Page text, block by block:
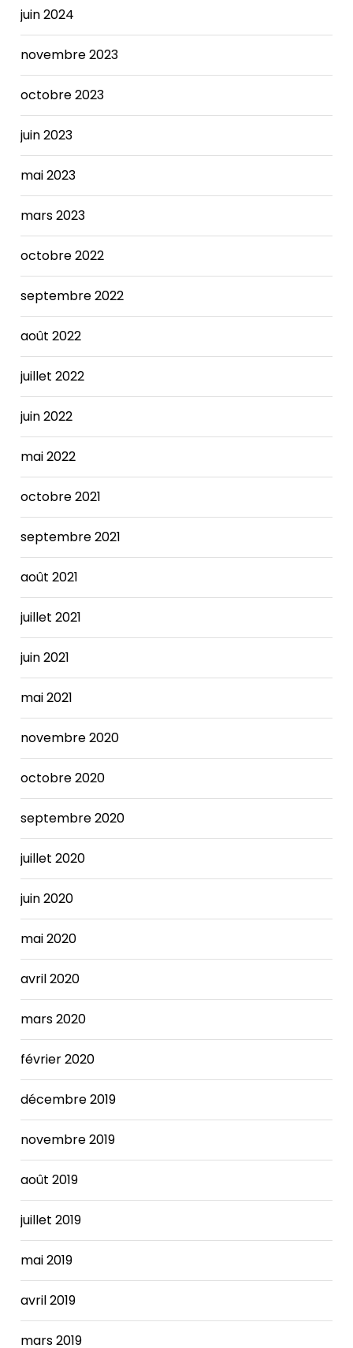
juin 2024
novembre 2023
octobre 2023
juin 2023
mai 2023
mars 2023
octobre 2022
septembre 2022
août 2022
juillet 2022
juin 2022
mai 2022
octobre 2021
septembre 2021
août 2021
juillet 2021
juin 2021
mai 2021
novembre 2020
octobre 2020
septembre 2020
juillet 2020
juin 2020
mai 2020
avril 2020
mars 2020
février 2020
décembre 2019
novembre 2019
août 2019
juillet 2019
mai 2019
avril 2019
mars 2019